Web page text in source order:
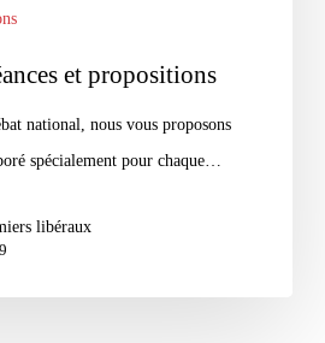
et propositions
national, nous vous proposons
spécialement pour chaque…
libéraux